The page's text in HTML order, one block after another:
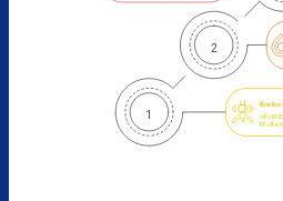
2
แท็ก
RF เพื่อ
1
ดึงพลังง